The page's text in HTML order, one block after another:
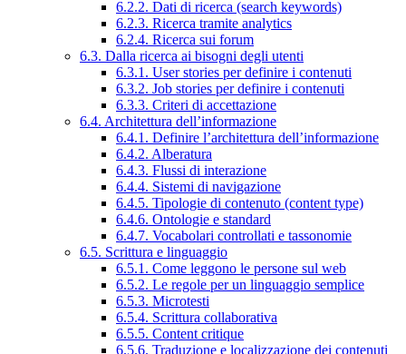
6.2.2. Dati di ricerca (search keywords)
6.2.3. Ricerca tramite analytics
6.2.4. Ricerca sui forum
6.3. Dalla ricerca ai bisogni degli utenti
6.3.1. User stories per definire i contenuti
6.3.2. Job stories per definire i contenuti
6.3.3. Criteri di accettazione
6.4. Architettura dell’informazione
6.4.1. Definire l’architettura dell’informazione
6.4.2. Alberatura
6.4.3. Flussi di interazione
6.4.4. Sistemi di navigazione
6.4.5. Tipologie di contenuto (content type)
6.4.6. Ontologie e standard
6.4.7. Vocabolari controllati e tassonomie
6.5. Scrittura e linguaggio
6.5.1. Come leggono le persone sul web
6.5.2. Le regole per un linguaggio semplice
6.5.3. Microtesti
6.5.4. Scrittura collaborativa
6.5.5. Content critique
6.5.6. Traduzione e localizzazione dei contenuti